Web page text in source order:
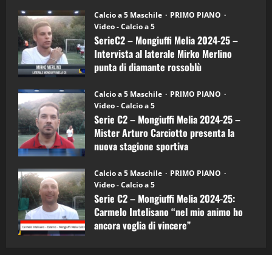
6)
–
Intervista
a
mister
Arturo
Carciotto
(Mongiuffi
Calcio a 5 Maschile
PRIMO PIANO
Video - Calcio a 5
SerieC2 – Mongiuffi Melia 2024-25 –
Intervista al laterale Mirko Merlino
punta di diamante rossoblù
Calcio a 5 Maschile
PRIMO PIANO
Video - Calcio a 5
Serie C2 – Mongiuffi Melia 2024-25 –
Mister Arturo Carciotto presenta la
nuova stagione sportiva
Calcio a 5 Maschile
PRIMO PIANO
Video - Calcio a 5
Serie C2 – Mongiuffi Melia 2024-25:
Carmelo Intelisano “nel mio animo ho
ancora voglia di vincere”
4
“SportEmpire” in Podcast: 27^ Puntata
(Martedi 14 Aprile 2026)
15/04/2026
5
“SportEmpire” in Podcast: 26^ Puntata
(Martedi 07 Aprile 2026)
08/04/2026
1
“SportEmpire” in Podcast: 30^ Puntata
(Martedi 05 Maggio 2026)
08/05/2026